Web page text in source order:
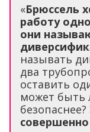
«Брюссель
работу
они
называть
два
оставить
может быть
безопаснее?